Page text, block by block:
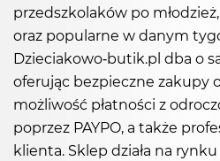
przedszkolaków po
oraz popularne w danym
Dzieciakowo-butik.pl dba o
oferując bezpieczne zakupy
możliwość płatności z
poprzez PAYPO, a także
klienta. Sklep działa na